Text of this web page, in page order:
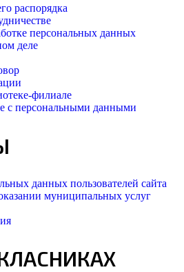
распорядка
персональных данных
деле
филиале
с персональными данными
данных пользователей сайта
муниципальных услуг